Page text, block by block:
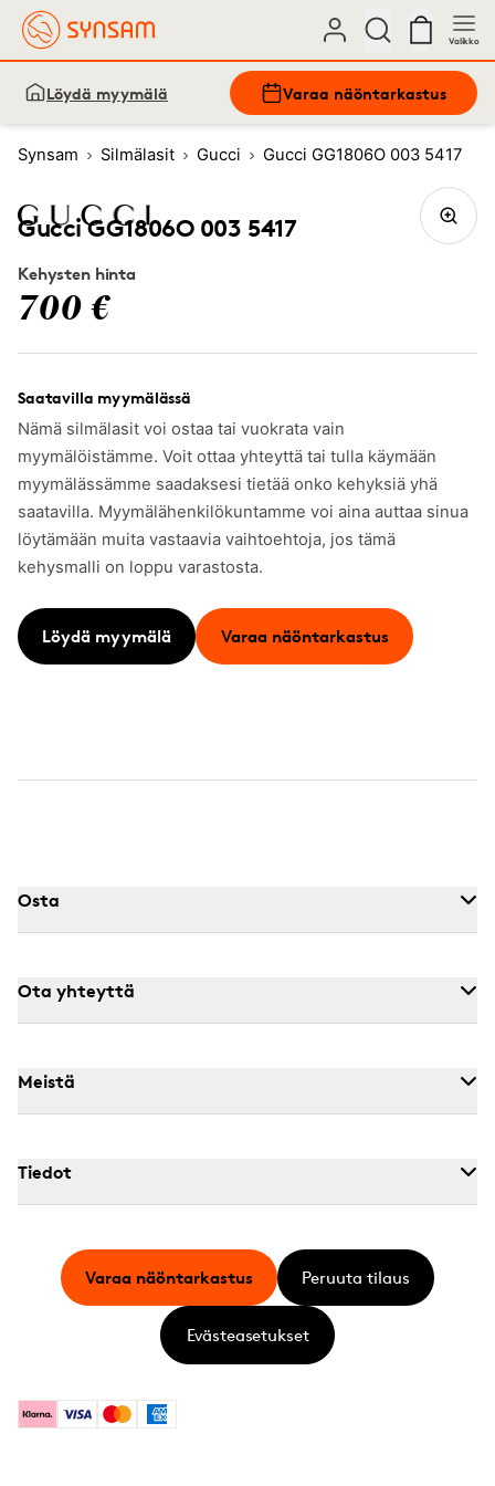
Valikko
Löydä myymälä Varaa näöntarkastus
Synsam Silmälasit Gucci Gucci GG1806O 003 5417
Gucci GG1806O 003 5417
Kehysten hinta
700 €
Saatavilla myymälässä
Nämä silmälasit voi ostaa tai vuokrata vain
myymälöistämme. Voit ottaa yhteyttä tai tulla käymään
myymälässämme saadaksesi tietää onko kehyksiä yhä
saatavilla. Myymälähenkilökuntamme voi aina auttaa sinua
löytämään muita vastaavia vaihtoehtoja, jos tämä
kehysmalli on loppu varastosta.
Löydä myymälä Varaa näöntarkastus
Osta
Ota yhteyttä
Meistä
Tiedot
KlarnaVisa MastercardAmerican Express
Varaa näöntarkastus Peruuta tilaus
Evästeasetukset